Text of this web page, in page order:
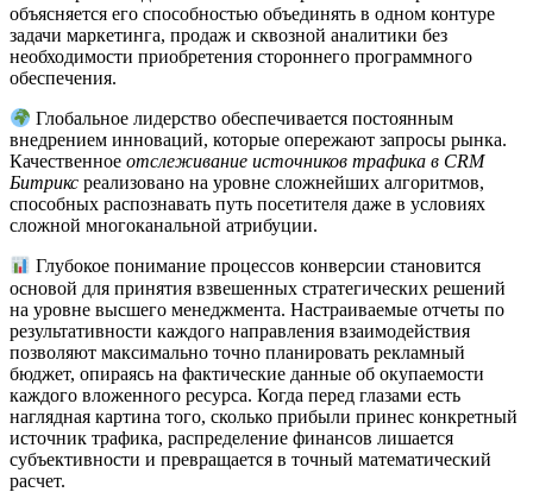
объясняется его способностью объединять в одном контуре
задачи маркетинга, продаж и сквозной аналитики без
необходимости приобретения стороннего программного
обеспечения.
Глобальное лидерство обеспечивается постоянным
внедрением инноваций, которые опережают запросы рынка.
Качественное отслеживание источников трафика в CRM
Битрикс реализовано на уровне сложнейших алгоритмов,
способных распознавать путь посетителя даже в условиях
сложной многоканальной атрибуции.
Глубокое понимание процессов конверсии становится
основой для принятия взвешенных стратегических решений
на уровне высшего менеджмента. Настраиваемые отчеты по
результативности каждого направления взаимодействия
позволяют максимально точно планировать рекламный
бюджет, опираясь на фактические данные об окупаемости
каждого вложенного ресурса. Когда перед глазами есть
наглядная картина того, сколько прибыли принес конкретный
источник трафика, распределение финансов лишается
субъективности и превращается в точный математический
расчет.